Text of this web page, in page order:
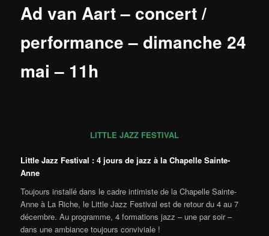
Ad van Aart – concert /
performance – dimanche 24
mai – 11h
LITTLE JAZZ FESTIVAL
Little Jazz Festival : 4 jours de jazz à la Chapelle Sainte-
Anne
Toujours installé dans le cadre intimiste de la Chapelle Sainte-
Anne à La Riche, le Little Jazz Festival est de retour du 4 au 7
décembre. Au programme, 4 formations jazz – une par soir –
dans une ambiance toujours conviviale !